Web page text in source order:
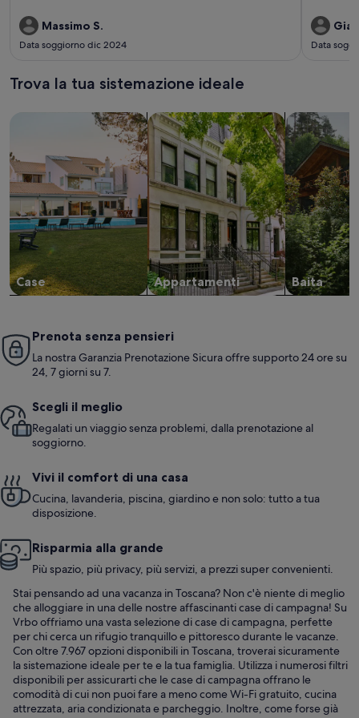
Massimo S.
Data soggiorno dic 2024 Data
Trova la tua sistemazione ideale
Case
Cerca una casa
Appartamenti
Cerca un appartamento
Baita
cerca baite
Prenota senza pensieri
La nostra Garanzia Prenotazione Sicura offre supporto 24 ore su
24, 7 giorni su 7.
Scegli il meglio
Regalati un viaggio senza problemi, dalla prenotazione al
soggiorno.
Vivi il comfort di una casa
Cucina, lavanderia, piscina, giardino e non solo: tutto a tua
disposizione.
Risparmia alla grande
Più spazio, più privacy, più servizi, a prezzi super convenienti.
Stai pensando ad una vacanza in Toscana? Non c'è niente di meglio
che alloggiare in una delle nostre affascinanti case di campagna! Su
Vrbo offriamo una vasta selezione di case di campagna, perfette
per chi cerca un rifugio tranquillo e pittoresco durante le vacanze.
Con oltre 7.967 opzioni disponibili in Toscana, troverai sicuramente
la sistemazione ideale per te e la tua famiglia. Utilizza i numerosi filtri
disponibili per assicurarti che le case di campagna offrano le
comodità di cui non puoi fare a meno come Wi-Fi gratuito, cucina
attrezzata, aria condizionata e parcheggio. Inoltre, come forse già